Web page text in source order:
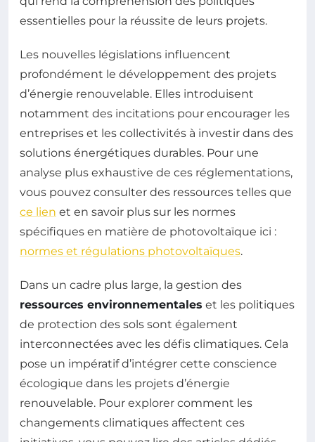
essentielles pour la réussite de leurs projets.
Les nouvelles législations influencent
profondément le développement des projets
d’énergie renouvelable. Elles introduisent
notamment des incitations pour encourager les
entreprises et les collectivités à investir dans des
solutions énergétiques durables. Pour une
analyse plus exhaustive de ces réglementations,
vous pouvez consulter des ressources telles que
ce lien et en savoir plus sur les normes
spécifiques en matière de photovoltaïque ici :
normes et régulations photovoltaïques.
Dans un cadre plus large, la gestion des
ressources environnementales et les politiques
de protection des sols sont également
interconnectées avec les défis climatiques. Cela
pose un impératif d’intégrer cette conscience
écologique dans les projets d’énergie
renouvelable. Pour explorer comment les
changements climatiques affectent ces